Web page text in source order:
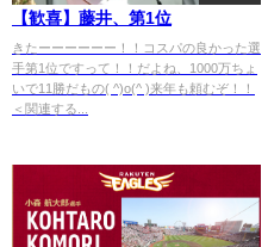
【歓喜】藤井、第1位
きたーーーーーー！！コスパの良かった選
手第1位ですって！！だよね、1000万ちょ
いで11勝だもの( ^)o(^ )来年も頼むぞ！！
＜関連する...